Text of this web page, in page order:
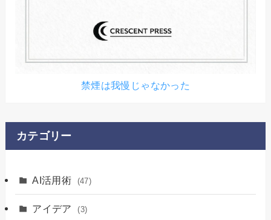
禁煙は我慢じゃなかった
カテゴリー
AI活用術 (47)
アイデア (3)